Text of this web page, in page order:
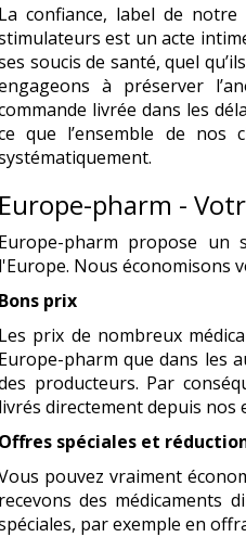
La confiance, label de
est un acte
soucis de santé, quel
à préserver
livrée dans les
que l’ensemble de nos
Europe-pharm -
Europe-pharm propose un
l'Europe. Nous économisons
Bons prix
Les prix de nombreux
Europe-pharm que dans les
producteurs. Par
livrés directement depuis
Offres spéciales et
pouvez vraiment
recevons des médicaments
par exemple en